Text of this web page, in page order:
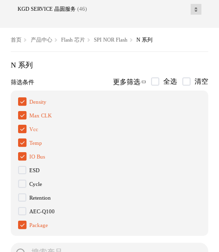
KGD SERVICE 晶圆服务 (46)
首页 产品中心 Flash 芯片 SPI NOR Flash N 系列
N 系列
筛选条件 更多筛选 全选 清空
Density
Max CLK
Vcc
Temp
IO Bus
ESD
Cycle
Retention
AEC-Q100
Package